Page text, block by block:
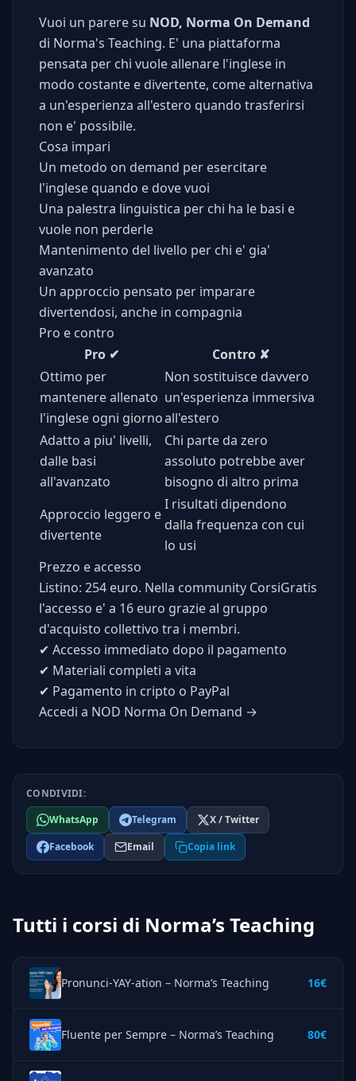
Vuoi un parere su NOD, Norma On Demand
di Norma's Teaching. E' una piattaforma
pensata per chi vuole allenare l'inglese in
modo costante e divertente, come alternativa
a un'esperienza all'estero quando trasferirsi
non e' possibile.
Cosa impari
Un metodo on demand per esercitare
l'inglese quando e dove vuoi
Una palestra linguistica per chi ha le basi e
vuole non perderle
Mantenimento del livello per chi e' gia'
avanzato
Un approccio pensato per imparare
divertendosi, anche in compagnia
Pro e contro
Pro ✔ Contro ✘
Ottimo per
mantenere allenato
l'inglese ogni giorno
Non sostituisce davvero
un'esperienza immersiva
all'estero
Adatto a piu' livelli,
dalle basi
all'avanzato
Chi parte da zero
assoluto potrebbe aver
bisogno di altro prima
Approccio leggero e
divertente
I risultati dipendono
dalla frequenza con cui
lo usi
Prezzo e accesso
Listino: 254 euro. Nella community CorsiGratis
l'accesso e' a 16 euro grazie al gruppo
d'acquisto collettivo tra i membri.
✔ Accesso immediato dopo il pagamento
✔ Materiali completi a vita
✔ Pagamento in cripto o PayPal
Accedi a NOD Norma On Demand →
CONDIVIDI:
WhatsApp
Telegram
X / Twitter
Facebook
Email Copia link
Tutti i corsi di Norma’s Teaching
Pronunci-YAY-ation – Norma’s Teaching 16€
Fluente per Sempre – Norma’s Teaching 80€